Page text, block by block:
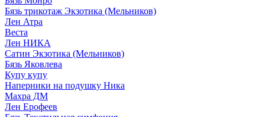
Бязь трикотаж Экзотика (Мельников)
Лен Атра
Веста
Лен НИКА
Сатин Экзотика (Мельников)
Бязь Яковлева
Купу купу
Наперники на подушку Ника
Махра ДМ
Лен Ерофеев